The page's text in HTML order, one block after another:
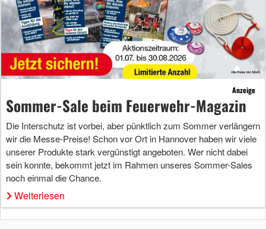
Anzeige
Sommer-Sale beim Feuerwehr-Magazin
Die Interschutz ist vorbei, aber pünktlich zum Sommer verlängern
wir die Messe-Preise! Schon vor Ort in Hannover haben wir viele
unserer Produkte stark vergünstigt angeboten. Wer nicht dabei
sein konnte, bekommt jetzt im Rahmen unseres Sommer-Sales
noch einmal die Chance.
Weiterlesen